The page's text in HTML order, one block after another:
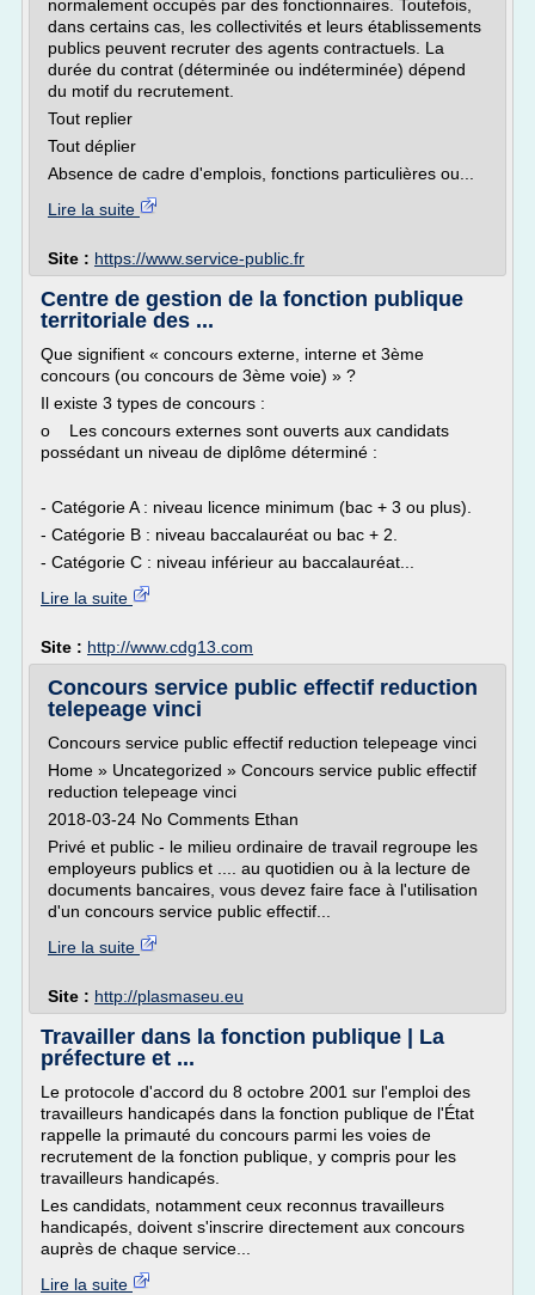
normalement occupés par des fonctionnaires. Toutefois,
dans certains cas, les collectivités et leurs établissements
publics peuvent recruter des agents contractuels. La
durée du contrat (déterminée ou indéterminée) dépend
du motif du recrutement.
Tout replier
Tout déplier
Absence de cadre d'emplois, fonctions particulières ou...
Lire la suite
Site : https://www.service-public.fr
Centre de gestion de la fonction publique
territoriale des ...
Que signifient « concours externe, interne et 3ème
concours (ou concours de 3ème voie) » ?
Il existe 3 types de concours :
o Les concours externes sont ouverts aux candidats
possédant un niveau de diplôme déterminé :
- Catégorie A : niveau licence minimum (bac + 3 ou plus).
- Catégorie B : niveau baccalauréat ou bac + 2.
- Catégorie C : niveau inférieur au baccalauréat...
Lire la suite
Site : http://www.cdg13.com
Concours service public effectif reduction
telepeage vinci
Concours service public effectif reduction telepeage vinci
Home » Uncategorized » Concours service public effectif
reduction telepeage vinci
2018-03-24 No Comments Ethan
Privé et public - le milieu ordinaire de travail regroupe les
employeurs publics et .... au quotidien ou à la lecture de
documents bancaires, vous devez faire face à l'utilisation
d'un concours service public effectif...
Lire la suite
Site : http://plasmaseu.eu
Travailler dans la fonction publique | La
préfecture et ...
Le protocole d'accord du 8 octobre 2001 sur l'emploi des
travailleurs handicapés dans la fonction publique de l'État
rappelle la primauté du concours parmi les voies de
recrutement de la fonction publique, y compris pour les
travailleurs handicapés.
Les candidats, notamment ceux reconnus travailleurs
handicapés, doivent s'inscrire directement aux concours
auprès de chaque service...
Lire la suite